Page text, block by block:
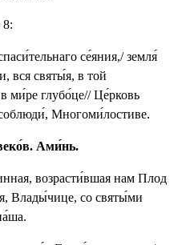
8:
се́яния,/ земля́
вся святы́я, в той
ми́ре глубо́це// Це́рковь
Многоми́лостиве.
Ами́нь.
возрасти́вшая нам Плод
Влады́чице, со святы́ми